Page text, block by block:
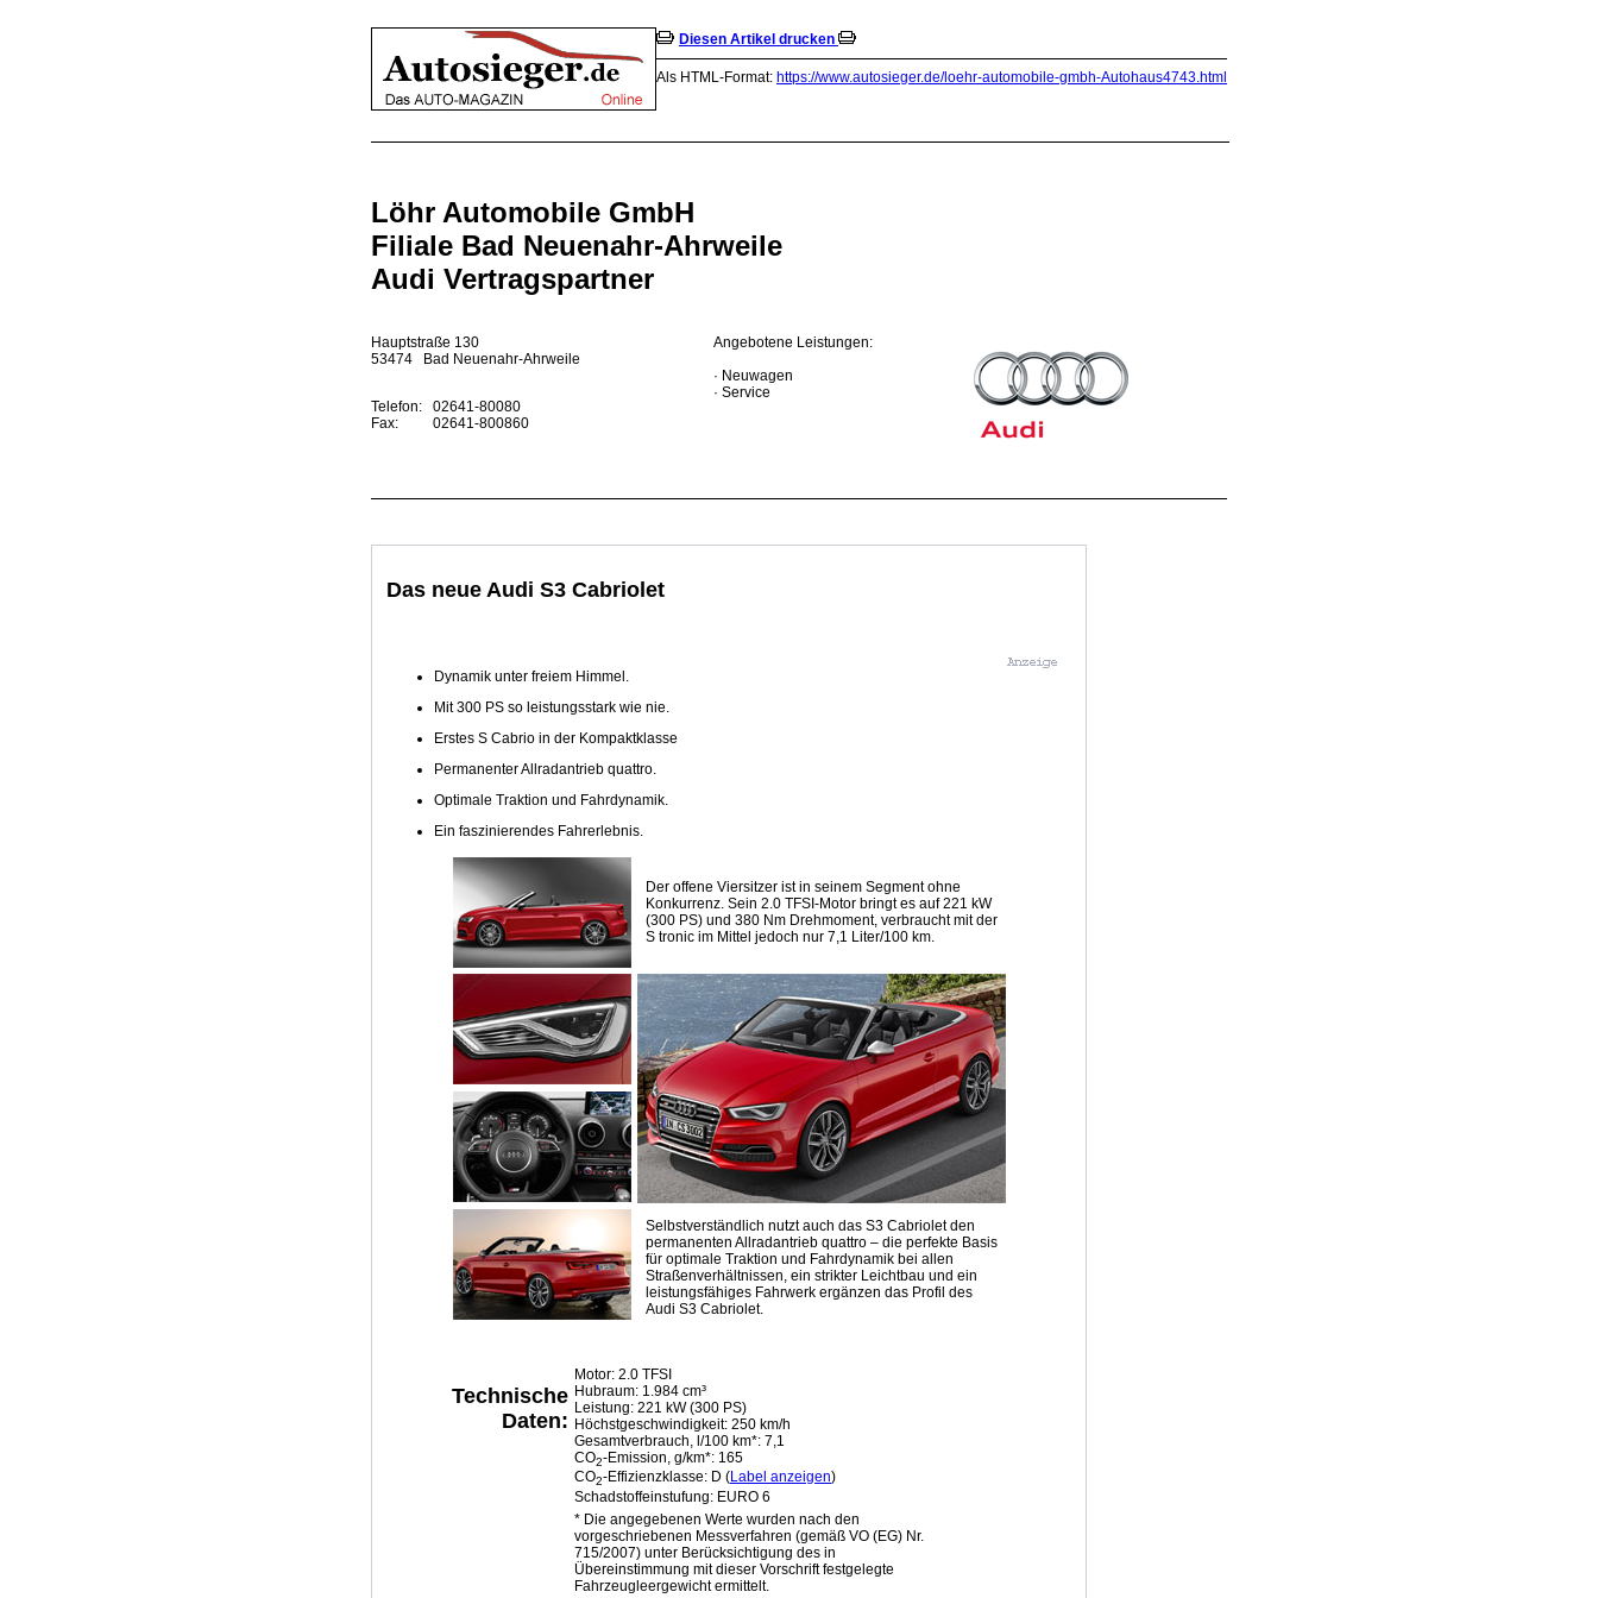
Diesen Artikel drucken
Als HTML-Format: https://www.autosieger.de/loehr-automobile-gmbh-Autohaus4743.html
Löhr Automobile GmbH
Filiale Bad Neuenahr-Ahrweile
Audi Vertragspartner
Hauptstraße 130
53474 Bad Neuenahr-Ahrweile
Telefon: 02641-80080
Fax:
02641-800860
Angebotene Leistungen:
· Neuwagen
· Service
Das neue Audi S3 Cabriolet
Dynamik unter freiem Himmel.
Mit 300 PS so leistungsstark wie nie.
Erstes S Cabrio in der Kompaktklasse
Permanenter Allradantrieb quattro.
Optimale Traktion und Fahrdynamik.
Ein faszinierendes Fahrerlebnis.
Der offene Viersitzer ist in seinem Segment ohne
Konkurrenz. Sein 2.0 TFSI-Motor bringt es auf 221 kW
(300 PS) und 380 Nm Drehmoment, verbraucht mit der
S tronic im Mittel jedoch nur 7,1 Liter/100 km.
Selbstverständlich nutzt auch das S3 Cabriolet den
permanenten Allradantrieb quattro – die perfekte Basis
für optimale Traktion und Fahrdynamik bei allen
Straßenverhältnissen, ein strikter Leichtbau und ein
leistungsfähiges Fahrwerk ergänzen das Profil des
Audi S3 Cabriolet.
Technische
Daten:
Motor: 2.0 TFSI
Hubraum: 1.984 cm³
Leistung: 221 kW (300 PS)
Höchstgeschwindigkeit: 250 km/h
Gesamtverbrauch, l/100 km*: 7,1
CO2-Emission, g/km*: 165
CO2-Effizienzklasse: D (Label anzeigen)
Schadstoffeinstufung: EURO 6
* Die angegebenen Werte wurden nach den
vorgeschriebenen Messverfahren (gemäß VO (EG) Nr.
715/2007) unter Berücksichtigung des in
Übereinstimmung mit dieser Vorschrift festgelegte
Fahrzeugleergewicht ermittelt.